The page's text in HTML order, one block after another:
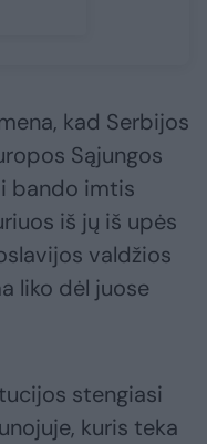
kad Serbijos
Sąjungos
bando imtis
iš jų iš upės
valdžios
liko dėl juose
stengiasi
kuris teka